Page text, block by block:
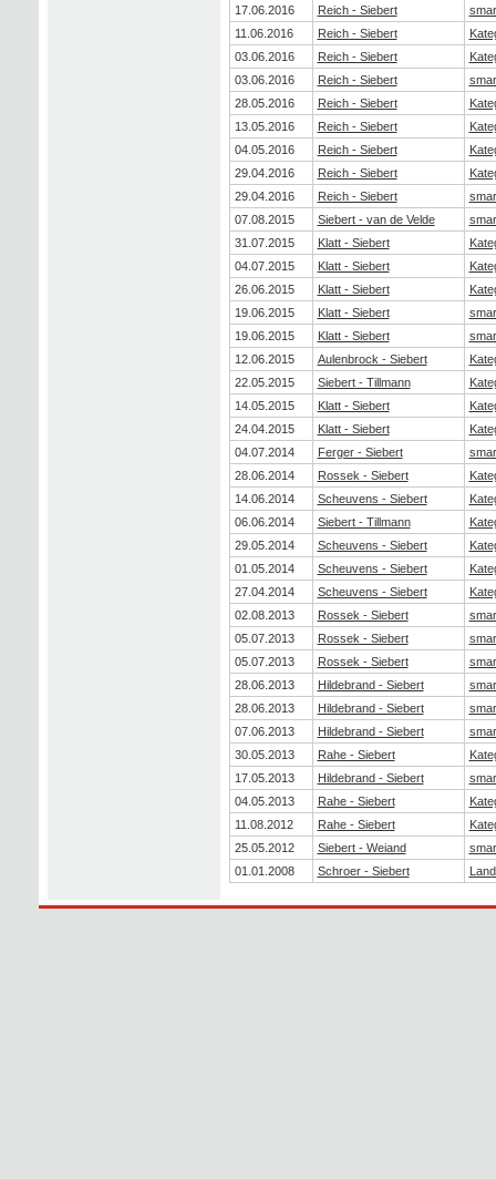
17.06.2016
Reich - Siebert
11.06.2016
Reich - Siebert
03.06.2016
Reich - Siebert
03.06.2016
Reich - Siebert
28.05.2016
Reich - Siebert
13.05.2016
Reich - Siebert
04.05.2016
Reich - Siebert
29.04.2016
Reich - Siebert
29.04.2016
Reich - Siebert
07.08.2015
Siebert - van de Velde
31.07.2015
Klatt - Siebert
04.07.2015
Klatt - Siebert
26.06.2015
Klatt - Siebert
19.06.2015
Klatt - Siebert
19.06.2015
Klatt - Siebert
12.06.2015
Aulenbrock - Siebert
22.05.2015
Siebert - Tillmann
14.05.2015
Klatt - Siebert
24.04.2015
Klatt - Siebert
04.07.2014
Ferger - Siebert
28.06.2014
Rossek - Siebert
14.06.2014
Scheuvens - Siebert
06.06.2014
Siebert - Tillmann
29.05.2014
Scheuvens - Siebert
01.05.2014
Scheuvens - Siebert
27.04.2014
Scheuvens - Siebert
02.08.2013
Rossek - Siebert
05.07.2013
Rossek - Siebert
05.07.2013
Rossek - Siebert
28.06.2013
Hildebrand - Siebert
28.06.2013
Hildebrand - Siebert
07.06.2013
Hildebrand - Siebert
30.05.2013
Rahe - Siebert
17.05.2013
Hildebrand - Siebert
04.05.2013
Rahe - Siebert
11.08.2012
Rahe - Siebert
25.05.2012
Siebert - Weiand
01.01.2008
Schroer - Siebert